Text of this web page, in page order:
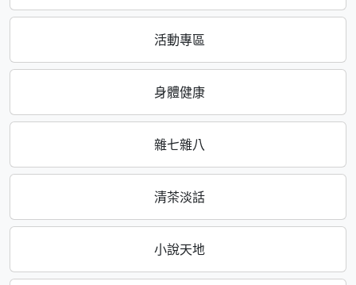
活動專區
身體健康
雜七雜八
清茶淡話
小說天地